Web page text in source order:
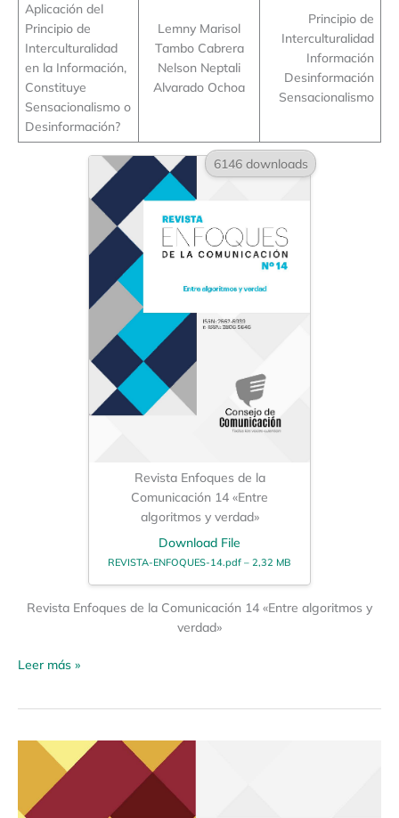
Aplicación del
Principio de
Interculturalidad
en la Información,
Constituye
Sensacionalismo o
Desinformación?
Lemny Marisol
Tambo Cabrera
Nelson Neptali
Alvarado Ochoa
Principio de
Interculturalidad
Información
Desinformación
Sensacionalismo
6146 downloads
Revista Enfoques de la
Comunicación 14 «Entre
algoritmos y verdad»
Download File
REVISTA-ENFOQUES-14.pdf – 2,32 MB
Revista Enfoques de la Comunicación 14 «Entre algoritmos y
verdad»
Leer más »
Revista
Enfoques
la